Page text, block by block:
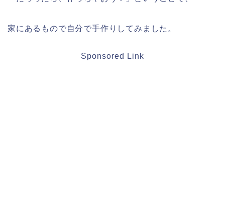
家にあるもので自分で手作りしてみました。
Sponsored Link